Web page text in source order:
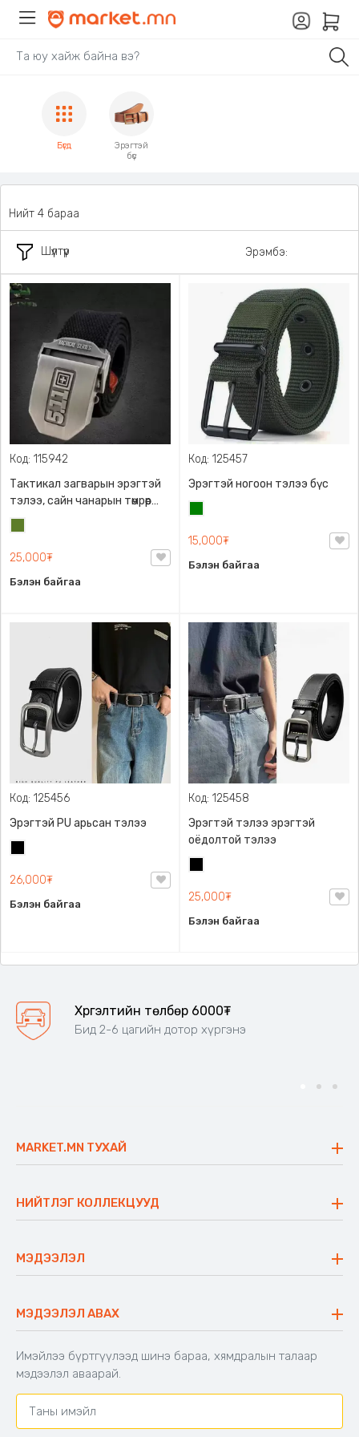
Бүгд
Эрэгтэй
бүс
Шүүлтүүр
Нийт 4 бараа
Эрэмбэ:
Код: 115942
Тактикал загварын эрэгтэй
тэлээ, сайн чанарын төмрөөр
хийгдсэн, 110*3.5см
25,000₮
Бэлэн байгаа
Код: 125457
Эрэгтэй ногоон тэлээ бүс
15,000₮
Бэлэн байгаа
Код: 125456
Эрэгтэй PU арьсан тэлээ
26,000₮
Бэлэн байгаа
Код: 125458
Эрэгтэй тэлээ эрэгтэй
оёдолтой тэлээ
25,000₮
Бэлэн байгаа
Хүргэлтийн төлбөр 6000₮
Бид 2-6 цагийн дотор хүргэнэ
MARKET.MN ТУХАЙ
Үнэт зүйлс
Ажлын байр
Блог
НИЙТЛЭГ КОЛЛЕКЦУУД
Сүүдрэвч
Аяны ширээ
Аяны түшлэгтэй сандал
МЭДЭЭЛЭЛ
Буцаалтын журам
Захиалга шалгах
Хамтран ажиллах
Холбоо барих
МЭДЭЭЛЭЛ АВАХ
Имэйлээ бүртгүүлээд шинэ бараа, хямдралын талаар
мэдээлэл аваарай.